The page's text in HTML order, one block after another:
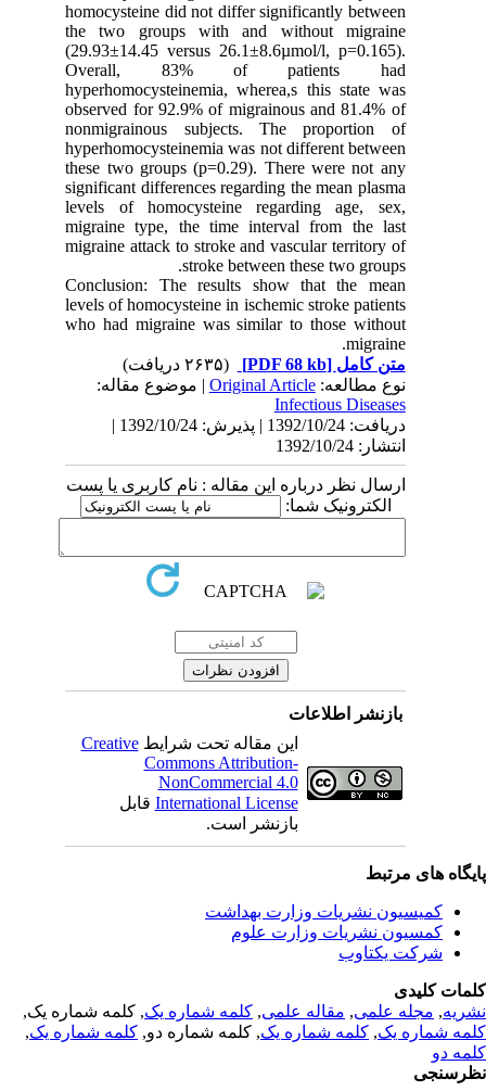
homocysteine did not differ significantly between
the two groups with and without migraine
(29.93±14.45 versus 26.1±8.6µmol/l, p=0.165).
Overall, 83% of patients had
hyperhomocysteinemia, wherea,s this state was
observed for 92.9% of migrainous and 81.4% of
nonmigrainous subjects. The proportion of
hyperhomocysteinemia was not different between
these two groups (p=0.29). There were not any
significant differences regarding the mean plasma
levels of homocysteine regarding age, sex,
migraine type, the time interval from the last
migraine attack to stroke and vascular territory of
stroke between these two groups.
Conclusion: The results show that the mean
levels of homocysteine in ischemic stroke patients
who had migraine was similar to those without
migraine.
متن کامل[PDF 68 kb]
نوع مطالعه:Original Article| موضوع مقاله:
Infectious Diseases
دریافت: 1392/10/24 | پذیرش: 1392/10/24 |
انتشار: 1392/10/24
ارسال نظر درباره این مقاله : نام کاربری یا پست
الکترونیک شما:
بازنشر اطلاعات
این مقاله تحت شرایطCreative
Commons Attribution-
NonCommercial 4.0
International Licenseقابل
بازنشر است.
های مرتبط
کمیسیون نشریات وزارت بهداشت
کمسیون نشریات وزارت علوم
شرکت یکتاوب
کلیدی
,مجله علمی, مقاله علمی, کلمه شماره یک, کلمه شماره یک,
شماره یک,کلمه شماره یک, کلمه شماره دو,کلمه شماره یک,
دو